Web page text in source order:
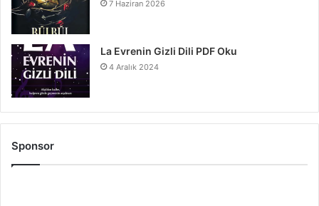
7 Haziran 2026
La Evrenin Gizli Dili PDF Oku
4 Aralık 2024
Sponsor